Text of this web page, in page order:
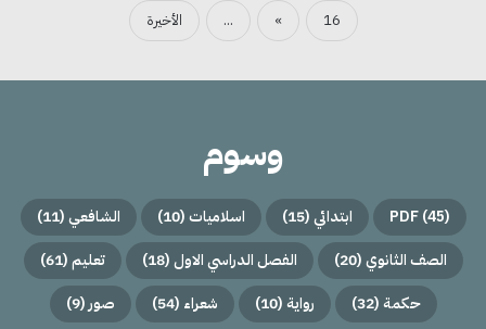
16
»
... الأخيرة
وسوم
PDF(45) ابتدائي(15) اسلاميات(10) الشافعي(11)
الصف الثانوي(20) الفصل الدراسي الاول(18) تعليم(61)
حكمة(32) رواية(10) شعراء (54) صور(9)